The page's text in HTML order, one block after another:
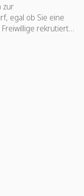
zur
egal ob Sie eine
rekrutiert,
eine Einzelperson,